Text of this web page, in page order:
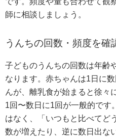
師に相談しましょう。
うんちの回数・頻度を確
子どものうんちの回数は年齢
なります。赤ちゃんは1日に
んが、離乳食が始まると徐々
1回〜数日に1回が一般的です
はなく、「いつもと比べてど
数が増えたり、逆に数日出な